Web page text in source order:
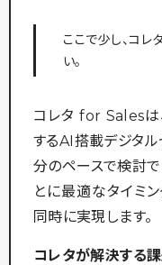
ここで少し、コ
い。
コレタ for Sales
するAI搭載デジタル
分のペースで検討で
とに最適なタイミ
同時に実現します。
コレタが解決する課